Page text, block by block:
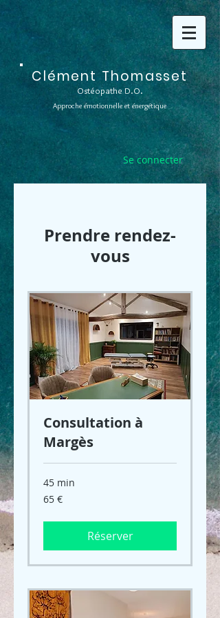
Clément Thomasset
Ostéopathe D.O.
Approche émotionnelle et énergétique
Se connecter
Prendre rendez-
vous
Consultation à
Margès
45 min
65
euros
65 €
Réserver